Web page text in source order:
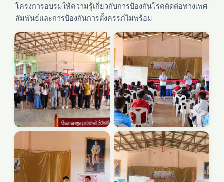
โครงการอบรมให้ความรู้เกี่ยวกับการป้องกันโรคติดต่อทางเพศ
สัมพันธ์และการป้องกันการตั้งครรภ์ไม่พร้อม